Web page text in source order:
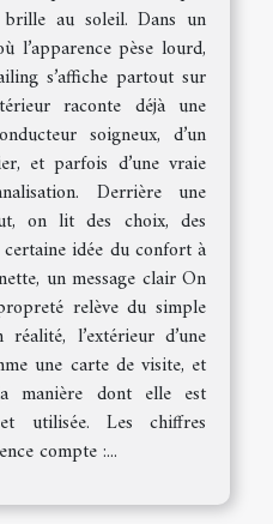
brille au soleil. Dans un
l’apparence pèse lourd,
s’affiche partout sur
raconte déjà une
soigneux, d’un
et parfois d’une vraie
Derrière une
on lit des choix, des
idée du confort à
un message clair On
relève du simple
réalité, l’extérieur d’une
une carte de visite, et
dont elle est
utilisée. Les chiffres
compte :...